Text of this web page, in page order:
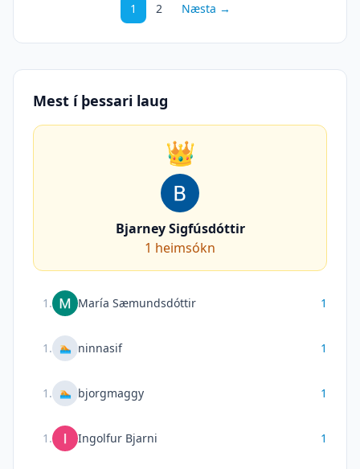
1 2 Næsta →
Mest í þessari laug
👑
Bjarney Sigfúsdóttir
1 heimsókn
1 . María Sæmundsdóttir 1
1 . 🏊 ninnasif 1
1 . 🏊 bjorgmaggy 1
1 . Ingolfur Bjarni 1